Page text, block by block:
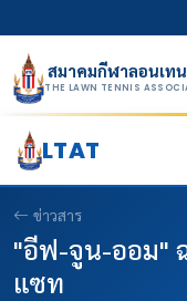
สมาคมกีฬาลอนเท
THE LAWN TENNIS
LTAT
ข่าวสาร
"อีฟ-จูน-ออม"
แซท